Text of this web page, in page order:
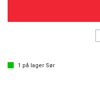
1 på lager Sør